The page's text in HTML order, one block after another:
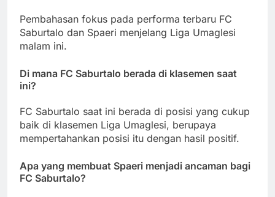
Pembahasan fokus pada performa terbaru FC
Saburtalo dan Spaeri menjelang Liga Umaglesi
malam ini.
Di mana FC Saburtalo berada di klasemen saat
ini?
FC Saburtalo saat ini berada di posisi yang cukup
baik di klasemen Liga Umaglesi, berupaya
mempertahankan posisi itu dengan hasil positif.
Apa yang membuat Spaeri menjadi ancaman bagi
FC Saburtalo?